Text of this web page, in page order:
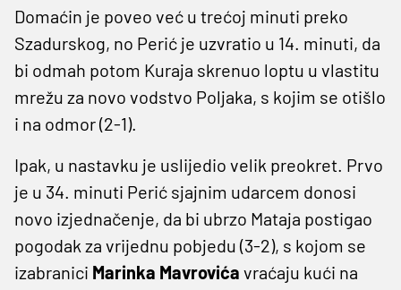
Domaćin je poveo već u trećoj minuti preko
Szadurskog, no Perić je uzvratio u 14. minuti, da
bi odmah potom Kuraja skrenuo loptu u vlastitu
mrežu za novo vodstvo Poljaka, s kojim se otišlo
i na odmor (2-1).
Ipak, u nastavku je uslijedio velik preokret. Prvo
je u 34. minuti Perić sjajnim udarcem donosi
novo izjednačenje, da bi ubrzo Mataja postigao
pogodak za vrijednu pobjedu (3-2), s kojom se
izabranici Marinka Mavrovića vraćaju kući na